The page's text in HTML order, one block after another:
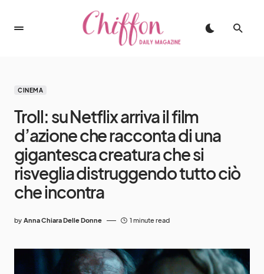
CINEMA
Troll: su Netflix arriva il film
d’azione che racconta di una
gigantesca creatura che si
risveglia distruggendo tutto ciò
che incontra
by Anna Chiara Delle Donne 1 minute read